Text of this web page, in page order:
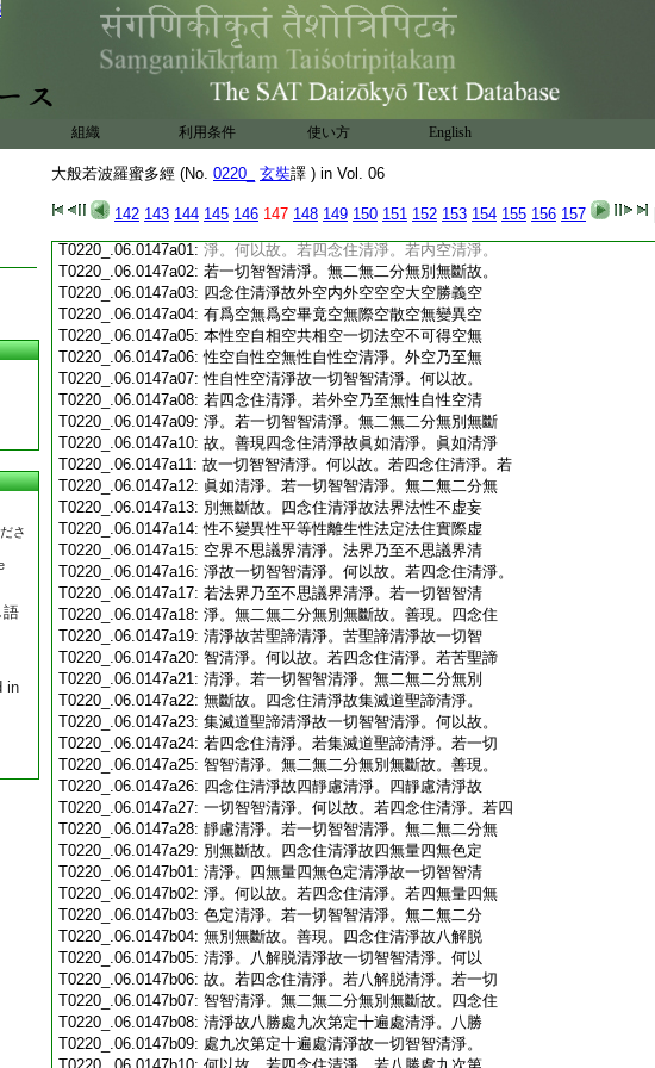
組織 利用条件 使い方 English
さ
語
in
大般若波羅蜜多經 (No. 0220_ 玄奘譯 ) in Vol. 06
142 143 144 145 146 147 148 149 150 151 152 153 154 155 156 157
T0220_.06.0146c19:二分無別無斷故
T0220_.06.0146c20: 善現。四念住清淨故布施波羅蜜多清淨。布
T0220_.06.0146c21:施波羅蜜多清淨故一切智智清淨。何以故。
T0220_.06.0146c22:
若四念住清淨。若布施波羅蜜多清淨。若一
切智智清淨。無二無二分無別無斷故。四
T0220_.06.0146c24:念住清淨故淨戒安忍精進靜慮般若波羅蜜
T0220_.06.0146c25:多清淨。淨戒乃至般若波羅蜜多清淨故一
T0220_.06.0146c26:
切智智清淨。何以故。若四念住清淨。若淨
T0220_.06.0146c27:
戒乃至般若波羅蜜多清淨。若一切智智清
T0220_.06.0146c28: 淨。無二無二分無別無斷故。善現。四念住
T0220_.06.0147a01: 淨。何以故。若四念住清淨。若内空清淨。
T0220_.06.0147a02: 若一切智智清淨。無二無二分無別無斷故。
T0220_.06.0147a03: 四念住清淨故外空内外空空空大空勝義空
T0220_.06.0147a04: 有爲空無爲空畢竟空無際空散空無變異空
T0220_.06.0147a05: 本性空自相空共相空一切法空不可得空無
T0220_.06.0147a06:性空自性空無性自性空清淨。外空乃至無
T0220_.06.0147a07:性自性空清淨故一切智智清淨。何以故。
T0220_.06.0147a08: 若四念住清淨。若外空乃至無性自性空清
T0220_.06.0147a09: 淨。若一切智智清淨。無二無二分無別無斷
T0220_.06.0147a10: 故。善現四念住清淨故眞如清淨。眞如清淨
T0220_.06.0147a11: 故一切智智清淨。何以故。若四念住清淨。若
T0220_.06.0147a12: 眞如清淨。若一切智智清淨。無二無二分無
T0220_.06.0147a13: 別無斷故。四念住清淨故法界法性不虚妄
T0220_.06.0147a14:性不變異性平等性離生性法定法住實際虚
T0220_.06.0147a15: 空界不思議界清淨。法界乃至不思議界清
T0220_.06.0147a16: 淨故一切智智清淨。何以故。若四念住清淨。
T0220_.06.0147a17: 若法界乃至不思議界清淨。若一切智智清
T0220_.06.0147a18: 淨。無二無二分無別無斷故。善現。四念住
T0220_.06.0147a19: 清淨故苦聖諦清淨。苦聖諦清淨故一切智
T0220_.06.0147a20: 智清淨。何以故。若四念住清淨。若苦聖諦
T0220_.06.0147a21: 清淨。若一切智智清淨。無二無二分無別
T0220_.06.0147a22: 無斷故。四念住清淨故集滅道聖諦清淨。
T0220_.06.0147a23: 集滅道聖諦清淨故一切智智清淨。何以故。
T0220_.06.0147a24: 若四念住清淨。若集滅道聖諦清淨。若一切
T0220_.06.0147a25: 智智清淨。無二無二分無別無斷故。善現。
T0220_.06.0147a26: 四念住清淨故四靜慮清淨。四靜慮清淨故
T0220_.06.0147a27: 一切智智清淨。何以故。若四念住清淨。若四
T0220_.06.0147a28: 靜慮清淨。若一切智智清淨。無二無二分無
T0220_.06.0147a29: 別無斷故。四念住清淨故四無量四無色定
T0220_.06.0147b01: 清淨。四無量四無色定清淨故一切智智清
T0220_.06.0147b02: 淨。何以故。若四念住清淨。若四無量四無
T0220_.06.0147b03: 色定清淨。若一切智智清淨。無二無二分
T0220_.06.0147b04: 無別無斷故。善現。四念住清淨故八解脱
T0220_.06.0147b05: 清淨。八解脱清淨故一切智智清淨。何以
T0220_.06.0147b06: 故。若四念住清淨。若八解脱清淨。若一切
T0220_.06.0147b07: 智智清淨。無二無二分無別無斷故。四念住
T0220_.06.0147b08: 清淨故八勝處九次第定十遍處清淨。八勝
T0220_.06.0147b09: 處九次第定十遍處清淨故一切智智清淨。